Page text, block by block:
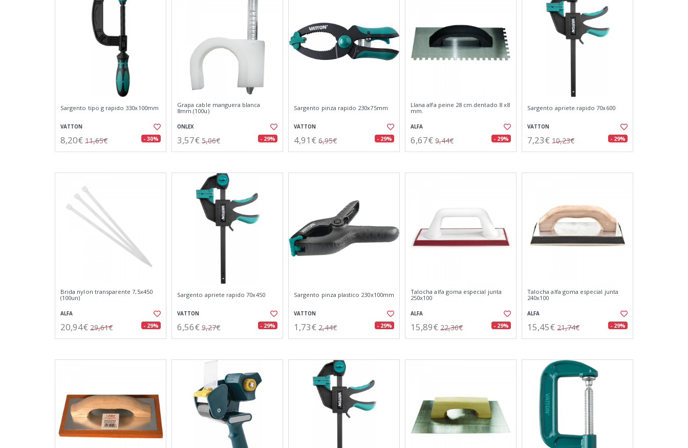
Sargento tipo g rapido 330x100mm
VATTON
8,20€ 11,65€ - 30%
Grapa cable manguera blanca
8mm.(100u)
ONLEX
3,57€ 5,06€ - 29%
Sargento pinza rapido 230x75mm
VATTON
4,91€ 6,95€ - 29%
Llana alfa peine 28 cm.dentado 8 x8
mm.
ALFA
6,67€ 9,44€ - 29%
Sargento apriete rapido 70x600
VATTON
7,23€ 10,23€ - 29%
Brida nylon transparente 7,5x450
(100un)
ALFA
20,94€ 29,61€ - 29%
Sargento apriete rapido 70x450
VATTON
6,56€ 9,27€ - 29%
Sargento pinza plastico 230x100mm
VATTON
1,73€ 2,44€ - 29%
Talocha alfa goma especial junta
250x100
ALFA
15,89€ 22,36€ - 29%
Talocha alfa goma especial junta
240x100
ALFA
15,45€ 21,74€ - 29%